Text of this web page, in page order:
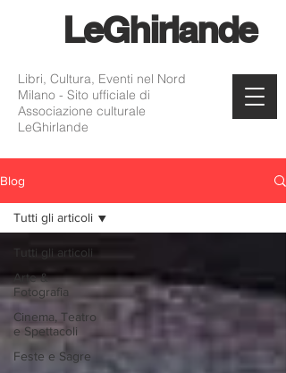
LeGhirlande
Libri, Cultura, Eventi nel Nord
Milano - Sito ufficiale di
Associazione culturale
LeGhirlande
Blog
Tutti gli articoli
Arte &
Fotografia
Cinema, Teatro
e Spettacoli
Feste e Sagre
Tutti gli articoli